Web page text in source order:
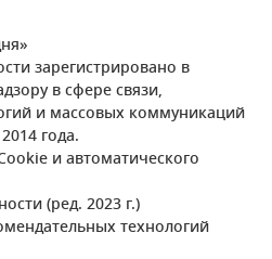
зарегистрировано в
в сфере связи,
и массовых коммуникаций
года.
и автоматического
(ред. 2023 г.)
технологий